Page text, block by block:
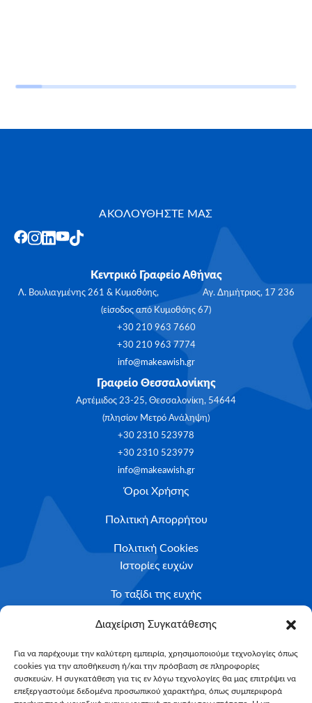
Διαχείριση Συγκατάθεσης
Για να παρέχουμε την καλύτερη εμπειρία, χρησιμοποιούμε τεχνολογίες όπως
cookies για την αποθήκευση ή/και την πρόσβαση σε πληροφορίες
συσκευών. Η συγκατάθεση για τις εν λόγω τεχνολογίες θα μας επιτρέψει να
επεξεργαστούμε δεδομένα προσωπικού χαρακτήρα, όπως συμπεριφορά
ΑΚΟΛΟΥΘΗΣΤΕ ΜΑΣ
Κεντρικό Γραφείο Αθήνας
Λ. Βουλιαγμένης 261 & Κυμοθόης, Αγ. Δημήτριος, 17 236
(είσοδος από Κυμοθόης 67)
+30 210 963 7660
+30 210 963 7774
info@makeawish.gr
Γραφείο Θεσσαλονίκης
Αρτέμιδος 23-25, Θεσσαλονίκη, 54644
(πλησίον Μετρό Ανάληψη)
+30 2310 523978
+30 2310 523979
info@makeawish.gr
Όροι Χρήσης
Πολιτική Απορρήτου
Πολιτική Cookies
Ιστορίες ευχών
Το ταξίδι της ευχής
Κριτήρια Καταλληλότητας
Υποβολή Αιτήματος
NEWSLETTER
Email*